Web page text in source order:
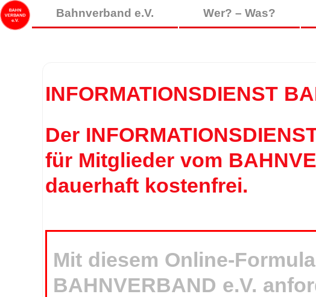
Bahnverband e.V. Wer? – Was?
INFORMATIONSDIENST
Der
für Mitglieder vom
dauerhaft kostenfrei.
Mit diesem Online-
BAHNVERBAND e.V.